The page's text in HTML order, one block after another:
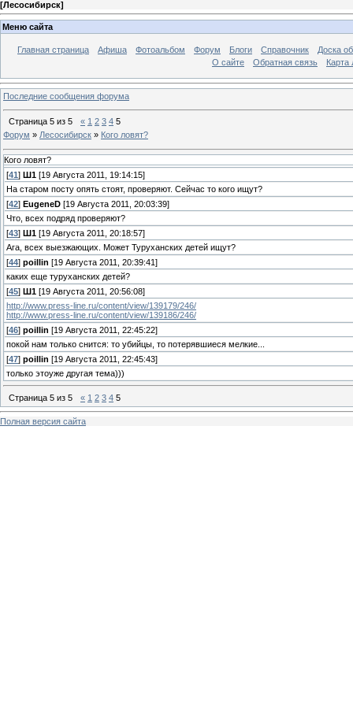
[Лесосибирск]
Меню сайта
Главная страница Афиша Фотоальбом Форум Блоги Справочник
Доска
О сайте
Обратная связь Карта
Последние сообщения форума
Страница 5 из 5 « 1 2 3 4 5
Форум » Лесосибирск » Кого ловят?
Кого ловят?
[41] Ш1 [19 Августа 2011, 19:14:15]
На старом посту опять стоят, проверяют. Сейчас то кого ищут?
[42] EugeneD [19 Августа 2011, 20:03:39]
Что, всех подряд проверяют?
[43] Ш1 [19 Августа 2011, 20:18:57]
Ага, всех выезжающих. Может Туруханских детей ищут?
[44] poillin [19 Августа 2011, 20:39:41]
каких еще туруханских детей?
[45] Ш1 [19 Августа 2011, 20:56:08]
http://www.press-line.ru/content/view/139179/246/
http://www.press-line.ru/content/view/139186/246/
[46] poillin [19 Августа 2011, 22:45:22]
покой нам только снится: то убийцы, то потерявшиеся мелкие...
[47] poillin [19 Августа 2011, 22:45:43]
только этоуже другая тема)))
Страница 5 из 5 « 1 2 3 4 5
Полная версия сайта